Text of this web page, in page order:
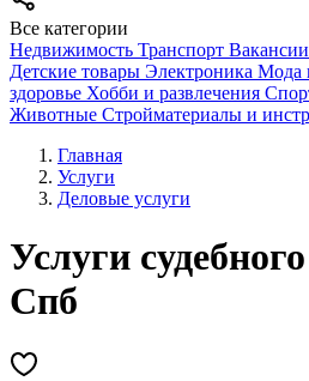
Все категории
Недвижимость Транспорт Вакансии
Детские товары Электроника Мода
здоровье Хобби и развлечения
Животные Стройматериалы и
Главная
Услуги
Деловые услуги
Услуги
Спб